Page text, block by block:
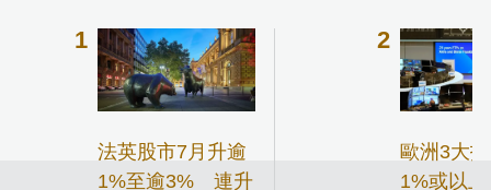
法英股市7月升逾
1%至逾3% 連升
歐洲3大
1%或以上